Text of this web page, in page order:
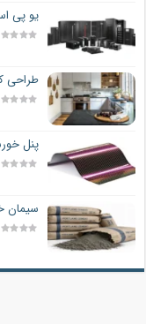
یو پی
طراحی
پنل
سیمان